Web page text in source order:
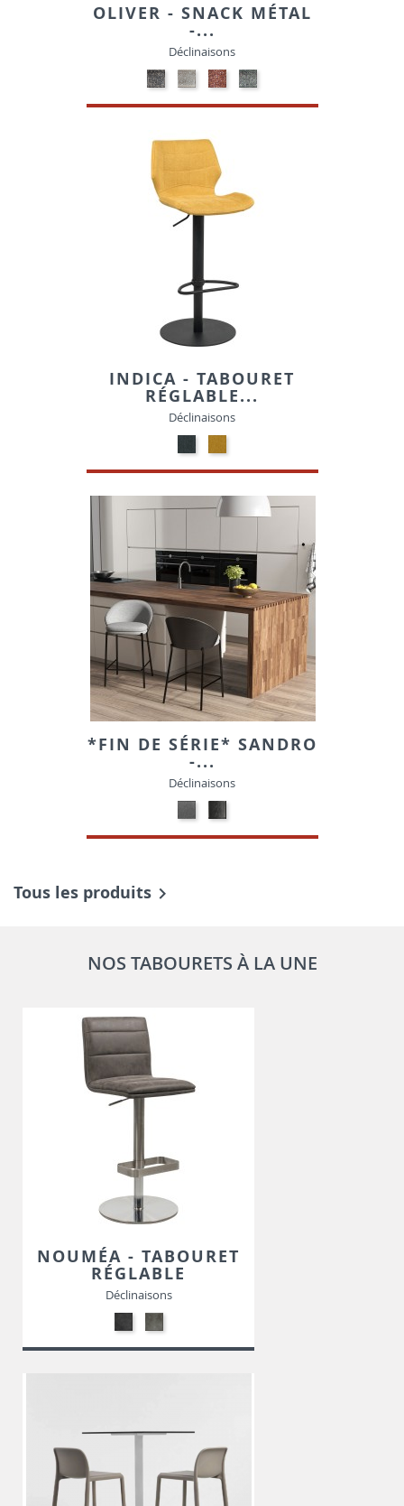
OLIVER - SNACK MÉTAL
-...
Déclinaisons
27-
Gris
L11
Tissu
27-
Beige
L23
Tissu
27-
Brique
L56
Tissu
27-
Tilleul
L71
INDICA - TABOURET
RÉGLABLE...
Déclinaisons
TISSUTISSU
*FIN DE SÉRIE* SANDRO
-...
Déclinaisons
17-
GRIS
50176B-
Contre
plaqué
frêne
Tous les produits 
NOS TABOURETS À LA UNE
NOUMÉA - TABOURET
RÉGLABLE
Déclinaisons
NOIR
TACHETE-
05-
GRIS
TACHETE-